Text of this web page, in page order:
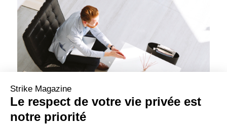
Strike Magazine
Le respect de votre vie privée est
notre priorité